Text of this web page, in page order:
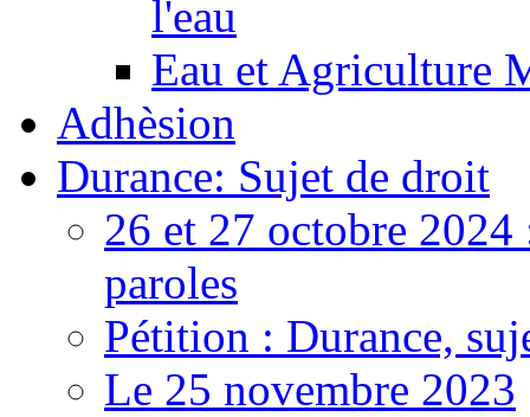
l'eau
Eau et Agriculture
Adhèsion
Durance: Sujet de droit
26 et 27 octobre 2024
paroles
Pétition : Durance,
Le 25 novembre 2023